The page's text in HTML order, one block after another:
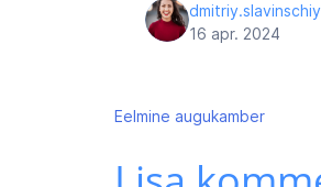
dmitriy.slavinschiy
16 apr. 2024
Eelmine augukamber